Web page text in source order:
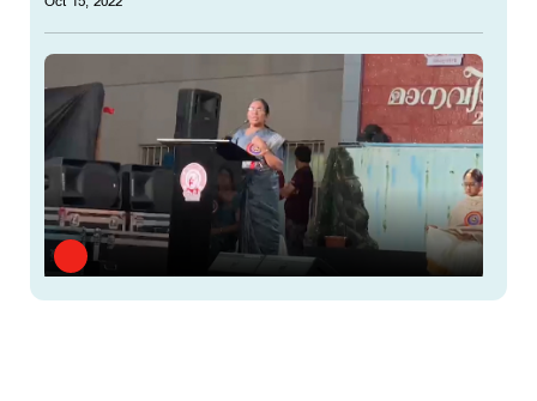
പിപിഇ കിറ്റ് 1500 രൂപയ്ക്ക് വാങ്ങിയത്